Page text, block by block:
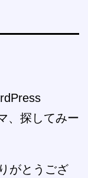
、探してみー
がとうござ